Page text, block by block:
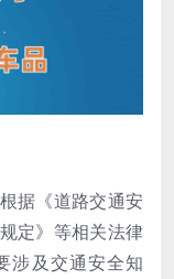
据《道路交通安
定》等相关法律
涉及交通安全知